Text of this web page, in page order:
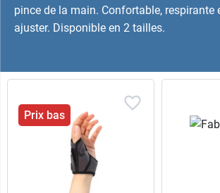
pince de la main. Confortable, respirante
ajuster. Disponible en 2 tailles.
Prix bas